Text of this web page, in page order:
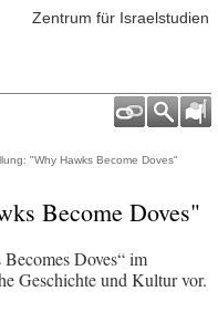
Zentrum für Israelstudien
"Why Hawks Become Doves"
Become Doves"
Doves“ im
Geschichte und Kultur vor.